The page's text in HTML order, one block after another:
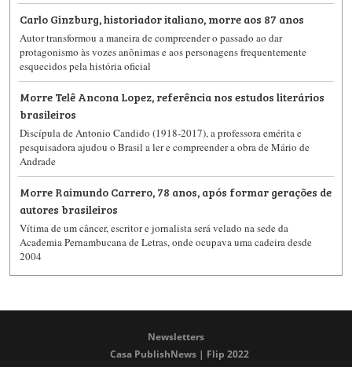
Carlo Ginzburg, historiador italiano, morre aos 87 anos
Autor transformou a maneira de compreender o passado ao dar
protagonismo às vozes anônimas e aos personagens frequentemente
esquecidos pela história oficial
Morre Telê Ancona Lopez, referência nos estudos literários
brasileiros
Discípula de Antonio Candido (1918-2017), a professora emérita e
pesquisadora ajudou o Brasil a ler e compreender a obra de Mário de
Andrade
Morre Raimundo Carrero, 78 anos, após formar gerações de
autores brasileiros
Vítima de um câncer, escritor e jornalista será velado na sede da
Academia Pernambucana de Letras, onde ocupava uma cadeira desde
2004
Newsletters
Casa PublishNews | Flip 2022